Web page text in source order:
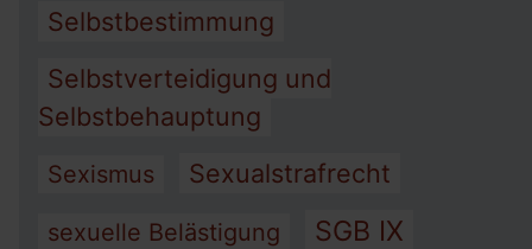
Selbstbestimmung
Selbstverteidigung und
Selbstbehauptung
Sexismus Sexualstrafrecht
sexuelle Belästigung
SGB IX